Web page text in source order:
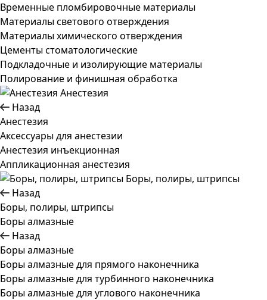
Временные пломбировочные материалы
Материалы светового отверждения
Материалы химического отверждения
Цементы стоматологические
Подкладочные и изолирующие материалы
Полирование и финишная обработка
Анестезия
Назад
Анестезия
Аксессуары для анестезии
Анестезия инъекционная
Аппликационная анестезия
Боры, полиры, штрипсы
Назад
Боры, полиры, штрипсы
Боры алмазные
Назад
Боры алмазные
Боры алмазные для прямого наконечника
Боры алмазные для турбинного наконечника
Боры алмазные для углового наконечника